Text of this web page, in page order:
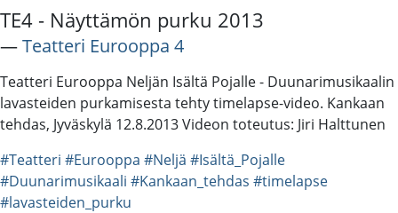
TE4 - Näyttämön purku 2013
―Teatteri Eurooppa 4
Teatteri Eurooppa Neljän Isältä Pojalle - Duunarimusikaalin
lavasteiden purkamisesta tehty timelapse-video. Kankaan
tehdas, Jyväskylä 12.8.2013 Videon toteutus: Jiri Halttunen
#Teatteri #Eurooppa #Neljä #Isältä_Pojalle
#Duunarimusikaali #Kankaan_tehdas #timelapse
#lavasteiden_purku